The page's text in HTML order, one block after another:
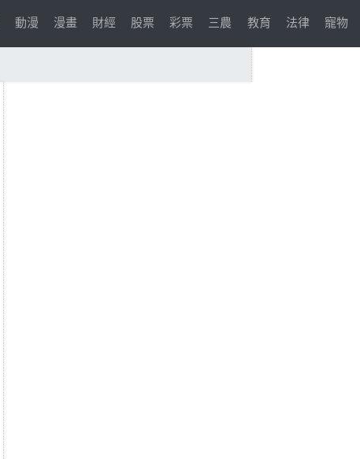
動漫 漫畫 財經 股票 彩票 三農 教育 法律 寵物